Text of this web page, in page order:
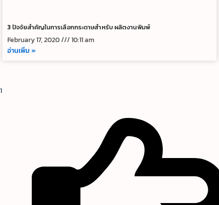
3 ปัจจัยสำคัญในการเลือกกระดาษสำหรับ ผลิตงานพิมพ์
February 17, 2020
10:11 am
อ่านเพิ่ม »